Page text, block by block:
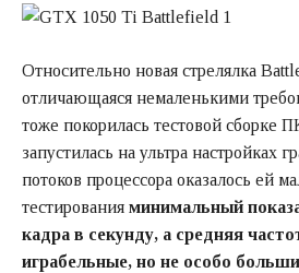
Относительно новая стрелялка
отличающаяся немаленькими
тоже покорилась тестовой сборке
запустилась на ультра настройках
потоков процессора оказалось ей
тестирования минимальный
кадра в секунду, а средняя
играбельные, но не особо